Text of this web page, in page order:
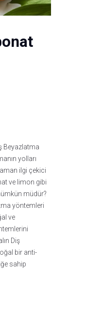
Beyazlatma
yolları
ilgi çekici
ve limon gibi
müdür?
yöntemleri
ve
Diş
bir anti-
sahip